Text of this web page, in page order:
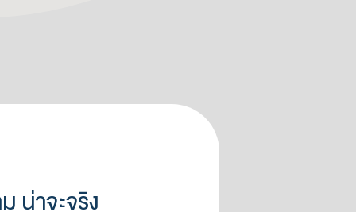
น่าจะจริง